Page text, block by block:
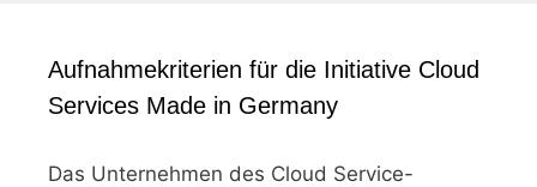
Aufnahmekriterien für die Initiative Cloud
Services Made in Germany
Das Unternehmen des Cloud Service-